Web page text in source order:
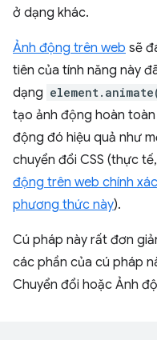
ở dạng khác.
Ảnh động trên web sẽ
tiên của tính năng này
dạng
tạo ảnh động hoàn
động đó hiệu quả như
chuyển đổi CSS (thực
động trên web chính
phương thức này).
Cú pháp này rất đơn
các phần của cú pháp
Chuyển đổi hoặc Ảnh